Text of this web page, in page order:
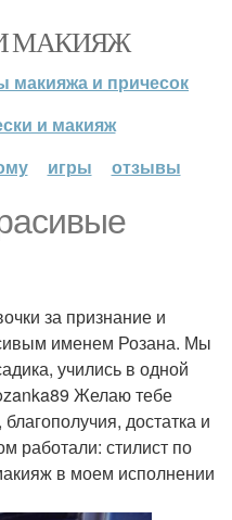
МАКИЯЖ
макияжа и причесок
и макияж
игры отзывы
за признание и
именем Розана. Мы
учились в одной
Желаю тебе
достатка и
работали: стилист по
в моем исполнении